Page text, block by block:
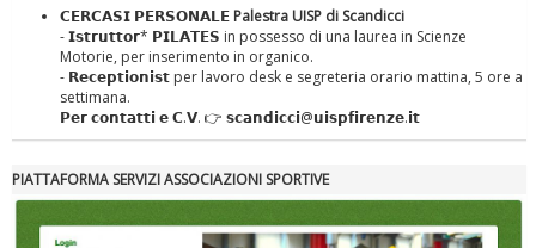
Tiziano Pesce nel Cda di Fondazione Terzjus: prima riunione a
𝗖𝗘𝗥𝗖𝗔𝗦𝗜 𝗣𝗘𝗥𝗦𝗢𝗡𝗔𝗟𝗘 Palestra UISP di Scandicci
- 𝗜𝘀𝘁𝗿𝘂𝘁𝘁𝗼𝗿* 𝗣𝗜𝗟𝗔𝗧𝗘𝗦 in possesso di una laurea in Scienze
Motorie, per inserimento in organico.
- 𝗥𝗲𝗰𝗲𝗽𝘁𝗶𝗼𝗻𝗶𝘀𝘁 per lavoro desk e segreteria orario mattina, 5 ore a
settimana.
𝗣𝗲𝗿 𝗰𝗼𝗻𝘁𝗮𝘁𝘁𝗶 𝗲 𝗖.𝗩. 👉 𝘀𝗰𝗮𝗻𝗱𝗶𝗰𝗰𝗶@𝘂𝗶𝘀𝗽𝗳𝗶𝗿𝗲𝗻𝘇𝗲.𝗶𝘁
PIATTAFORMA SERVIZI ASSOCIAZIONI SPORTIVE